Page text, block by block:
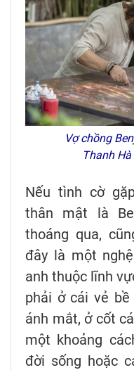
Vợ chồng
Thanh
Nếu tình cờ
thân mật là
thoáng qua,
đây là một
anh thuộc lĩnh
phải ở cái vẻ
ánh mắt, ở cốt
một khoảng
đời sống hoặc